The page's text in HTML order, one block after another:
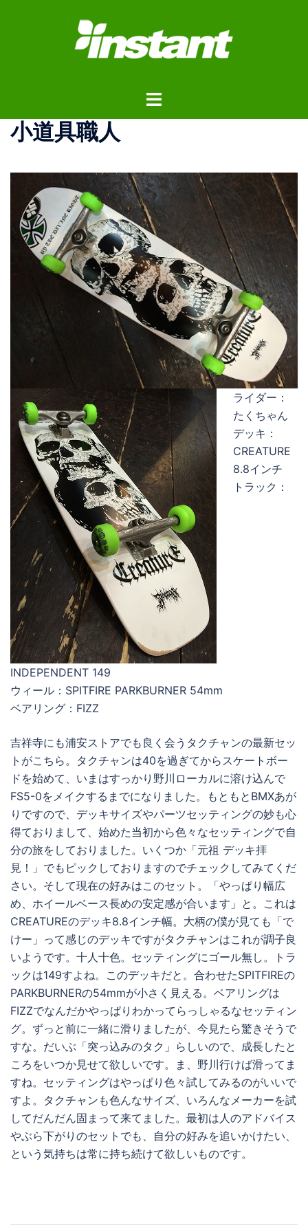
ス
ト
ュ
ー
小道具職人
ライダー：
たくちゃん
デッキ：
CREATURE
8.8インチ
トラック：
INDEPENDENT 149
ウィール：SPITFIRE PARKBURNER 54mm
ベアリング：FIZZ
吉祥寺にも浦安ストアでも良く会うタクチャンの最新セッ
トがこちら。タクチャンは40を過ぎてからスケートボー
ドを始めて、いまはすっかり野川ローカルに溶け込んで
FS5-0をメイクするまでになりました。もともとBMXあが
りですので、デッキサイズやパーツセッティングの妙も心
得ておりまして、始めた当初から色々なセッティングで自
分の旅をしておりました。いくつか「元祖 デッキ拝
見！」でもピックしておりますのでチェックしてみてくだ
さい。そして現在の好みはこのセット。「やっぱり幅広
め、ホイールベース長めの安定感が合います」と。これは
CREATUREのデッキ8.8インチ幅。大柄の僕が見ても「で
けー」って感じのデッキですがタクチャンはこれが調子良
いようです。十人十色。セッティングにゴール無し。トラ
ックは149すよね。このデッキだと。合わせたSPITFIREの
PARKBURNERの54mmが小さく見える。ベアリングは
FIZZでなんだかやっぱりわかってらっしゃるなセッティン
グ。ずっと前に一緒に滑りましたが、今見たら驚きそうで
すな。だいぶ「突っ込みのタク」らしいので、成長したと
ころをいつか見せて欲しいです。ま、野川行けば滑ってま
すね。セッティングはやっぱり色々試してみるのがいいで
すよ。タクチャンも色んなサイズ、いろんなメーカーを試
してだんだん固まって来てました。最初は人のアドバイス
やぶら下がりのセットでも、自分の好みを追いかけたい、
という気持ちは常に持ち続けて欲しいものです。